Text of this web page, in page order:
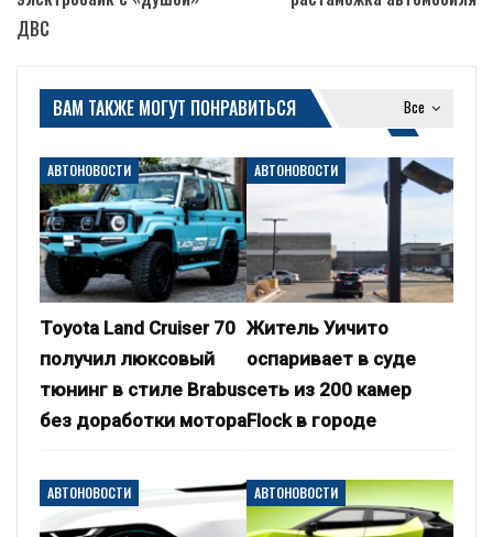
ДВС
Все
ВАМ ТАКЖЕ МОГУТ ПОНРАВИТЬСЯ
АВТОНОВОСТИ
Toyota Land Cruiser 70
получил люксовый
тюнинг в стиле Brabus
без доработки мотора
АВТОНОВОСТИ
Житель Уичито
оспаривает в суде
сеть из 200 камер
Flock в городе
АВТОНОВОСТИ АВТОНОВОСТИ